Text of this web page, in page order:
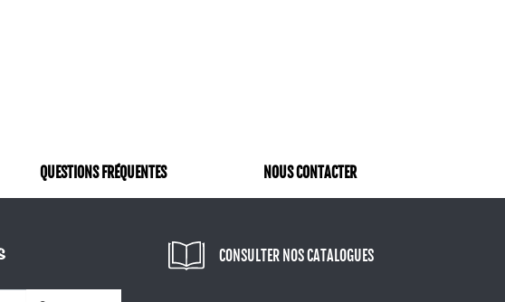
QUESTIONS FRÉQUENTES NOUS CONTACTER
CONSULTER NOS CATALOGUES